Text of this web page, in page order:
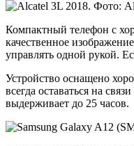
Компактный телефон с
качественное
управлять одной рукой.
Устройство оснащено
всегда оставаться на
выдерживает до 25 часов.